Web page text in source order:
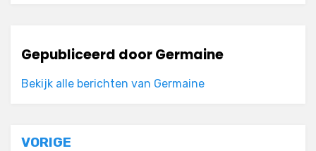
Gepubliceerd doorGermaine
Bekijk alle berichten van Germaine
Bericht
VORIGE